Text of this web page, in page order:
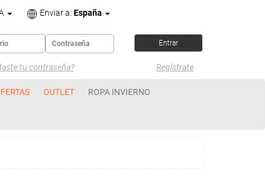
Enviar a: España
tu contraseña? Regístrate
OUTLET ROPA INVIERNO